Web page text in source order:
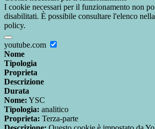
I cookie necessari per il funzionamento non
disabilitati. È possibile consultare l'elenco
policy.
youtube.com
Nome
Tipologia
Proprieta
Descrizione
Durata
Nome: YSC
Tipologia: analitico
Proprieta: Terza-parte